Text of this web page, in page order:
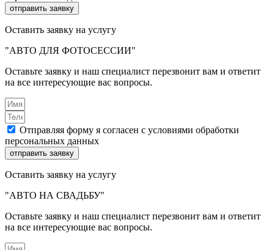
отправить заявку
Оставить заявку на услугу
"АВТО ДЛЯ ФОТОСЕССИИ"
Оставьте заявку и наш специалист перезвонит вам и ответит
на все интересующие вас вопросы.
Отправляя форму я согласен с условиями обработки
персональных данных
отправить заявку
Оставить заявку на услугу
"АВТО НА СВАДЬБУ"
Оставьте заявку и наш специалист перезвонит вам и ответит
на все интересующие вас вопросы.